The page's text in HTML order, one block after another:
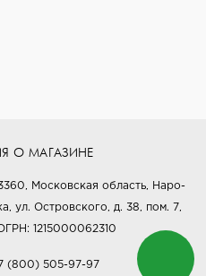
О МАГАЗИНЕ
Московская область, Наро-
ул. Островского, д. 38, пом. 7,
1215000062310
(800) 505-97-97